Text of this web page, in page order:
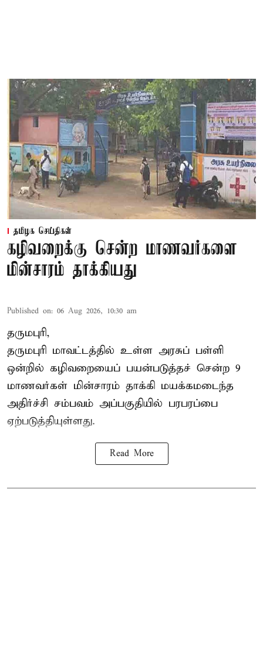
தமிழக செய்திகள்
கழிவறைக்கு சென்ற மாணவர்களை
மின்சாரம் தாக்கியது
Published on: 06 Aug 2026, 10:30 am
தருமபுரி,
தருமபுரி மாவட்டத்தில் உள்ள அரசுப் பள்ளி
ஒன்றில் கழிவறையைப் பயன்படுத்தச் சென்ற 9
மாணவர்கள் மின்சாரம் தாக்கி மயக்கமடைந்த
அதிர்ச்சி சம்பவம் அப்பகுதியில் பரபரப்பை
ஏற்படுத்தியுள்ளது.
Read More